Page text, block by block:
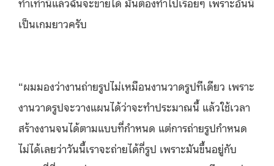
เป็นเกมยาวครับ
“ผมมองว่างานถ่ายรูปไม่เหมือนงานวาดรูปทีเดียว เพราะ
งานวาดรูปจะวางแผนได้ว่าจะทำประมาณนี้ แล้วใช้เวลา
สร้างงานจนได้ตามแบบที่กำหนด แต่การถ่ายรูปกำหนด
ไม่ได้เลยว่าวันนี้เราจะถ่ายได้กี่รูป เพราะมันขึ้นอยู่กับ